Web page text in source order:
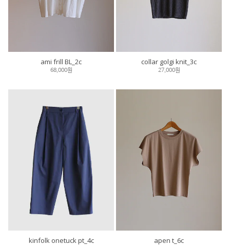
ami frill BL_2c
68,000원
collar golgi knit_3c
27,000원
kinfolk onetuck pt_4c apen t_6c